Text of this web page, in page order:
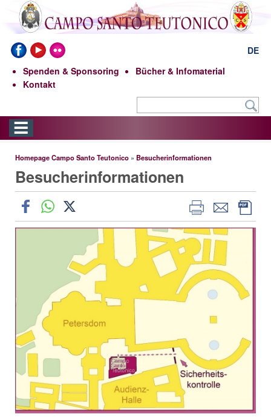
DE
Spenden & Sponsoring
Bücher & Infomaterial
Kontakt
Homepage Campo Santo Teutonico » Besucherinformationen
Besucherinformationen